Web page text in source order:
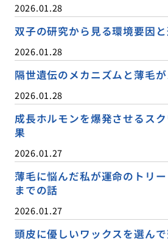
2026.01.28
双子の研究から見る環境要因
2026.01.28
隔世遺伝のメカニズムと薄毛
2026.01.28
成長ホルモンを爆発させるス
果
2026.01.27
薄毛に悩んだ私が運命のトリ
までの話
2026.01.27
頭皮に優しいワックスを選ん